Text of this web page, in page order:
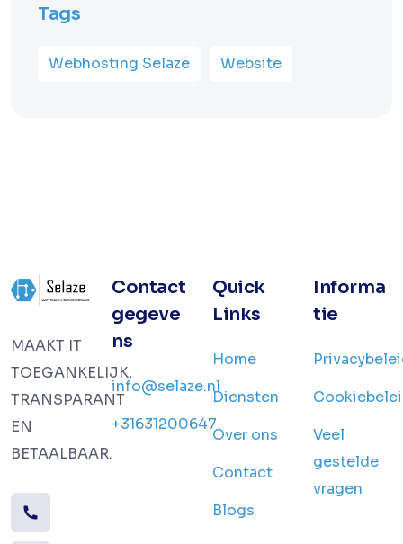
Tags
Webhosting Selaze Website
MAAKT IT
TOEGANKELIJK,
TRANSPARANT
EN
BETAALBAAR.
Contact
gegeve
ns
info@selaze.nl
+31631200647
Quick
Links
Home
Diensten
Over ons
Contact
Blogs
Informa
tie
Veel
gestelde
vragen